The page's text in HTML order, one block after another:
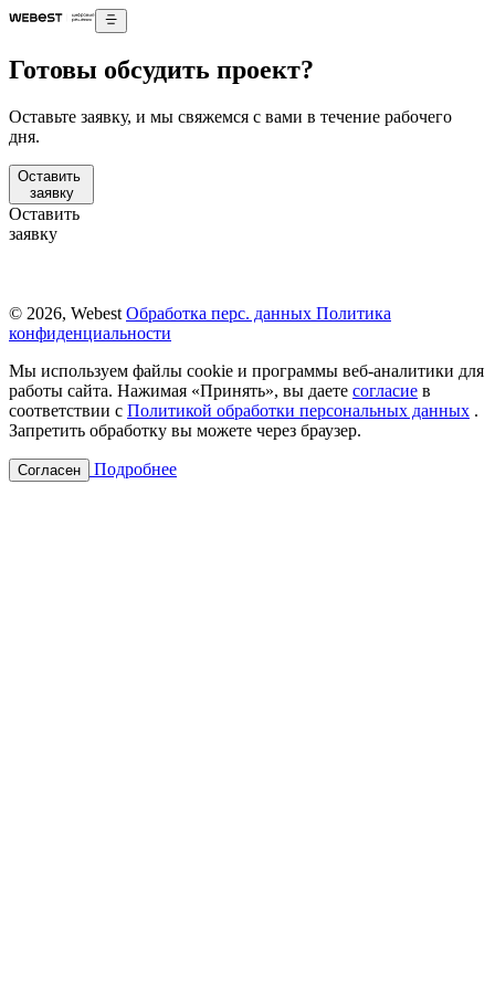
Готовы обсудить проект?
Оставьте заявку, и мы свяжемся с вами в течение рабочего
дня.
Оставить
заявку
Оставить
заявку
© 2026, Webest Обработка перс. данных Политика
конфиденциальности
Мы используем файлы cookie и программы веб-аналитики для
работы сайта. Нажимая «Принять», вы даете согласие в
соответствии с Политикой обработки персональных данных .
Запретить обработку вы можете через браузер.
Согласен Подробнее